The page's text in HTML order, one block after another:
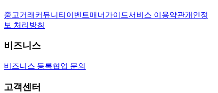
중고거래 커뮤니티 이벤트매너가이드서비스 이용약관개인정
보 처리방침
비즈니스
비즈니스 등록협업 문의
고객센터